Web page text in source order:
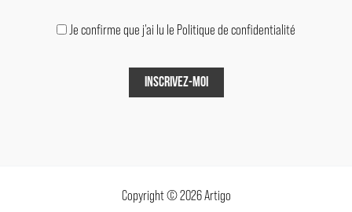
Je confirme que j'ai lu le Politique de confidentialité
Copyright © 2026 Artigo